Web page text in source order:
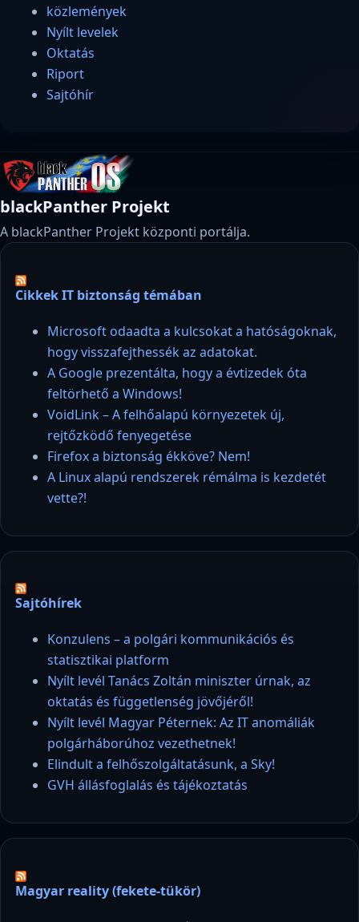
közlemények
Nyílt levelek
Oktatás
Riport
Sajtóhír
blackPanther Projekt
A blackPanther Projekt központi portálja.
Cikkek IT biztonság témában
Microsoft odaadta a kulcsokat a hatóságoknak,
hogy visszafejthessék az adatokat.
A Google prezentálta, hogy a évtizedek óta
feltörhető a Windows!
VoidLink – A felhőalapú környezetek új,
rejtőzködő fenyegetése
Firefox a biztonság ékköve? Nem!
A Linux alapú rendszerek rémálma is kezdetét
vette?!
Sajtóhírek
Konzulens – a polgári kommunikációs és
statisztikai platform
Nyílt levél Tanács Zoltán miniszter úrnak, az
oktatás és függetlenség jövőjéről!
Nyílt levél Magyar Péternek: Az IT anomáliák
polgárháborúhoz vezethetnek!
Elindult a felhőszolgáltatásunk, a Sky!
GVH állásfoglalás és tájékoztatás
Magyar reality (fekete-tükör)